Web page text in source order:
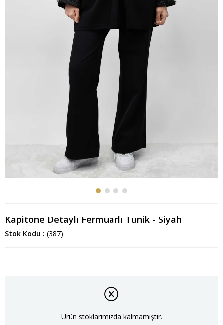
Kapitone Detaylı Fermuarlı Tunik - Siyah
Stok Kodu (387)
Ürün stoklarımızda kalmamıştır.